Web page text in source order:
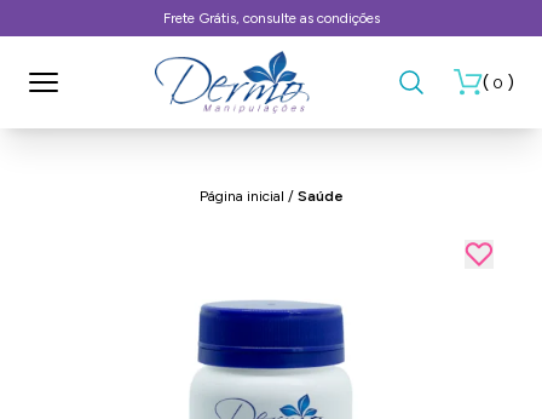
Frete Grátis, consulte as condições
( 0 )
Página inicial / Saúde